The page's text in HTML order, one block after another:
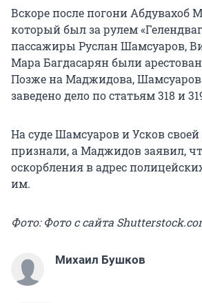
Вскоре после погони Абдувахоб
который был за рулем
пассажиры Руслан Шамсуаров,
Мара Багдасарян были
Позже на Маджидова,
заведено дело по статьям 318 и
На суде Шамсуаров и Усков
признали, а Маджидов заявил,
оскорбления в адрес
им.
Фото: Фото с сайта
Михаил Бушков